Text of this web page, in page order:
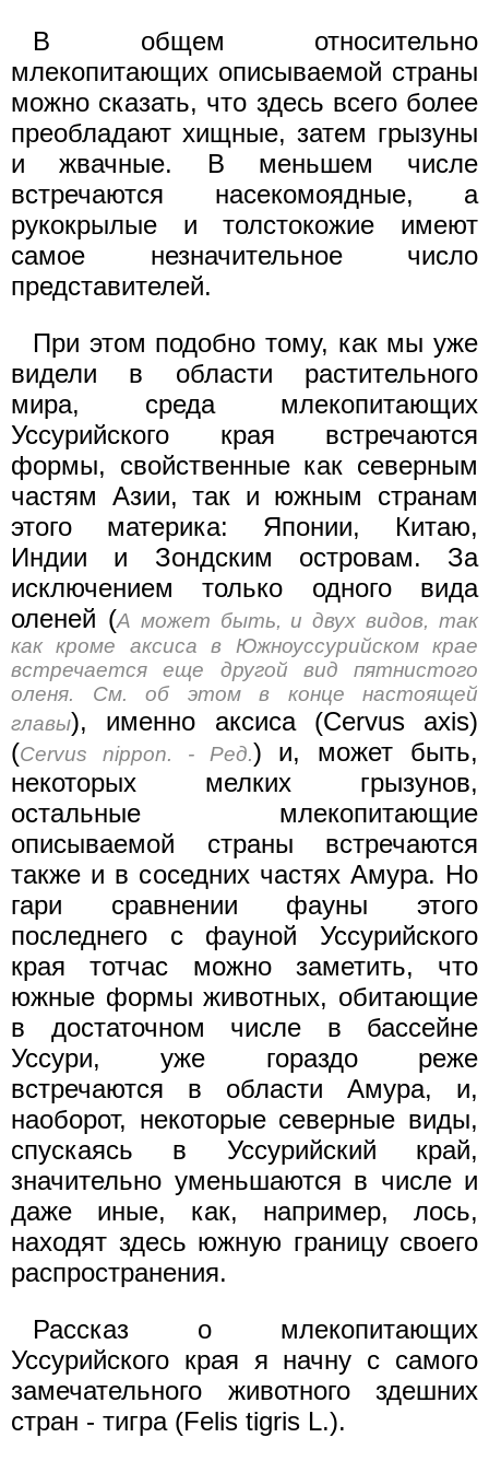
В общем относительно
млекопитающих описываемой страны
можно сказать, что здесь всего более
преобладают хищные, затем грызуны
и жвачные. В меньшем числе
встречаются насекомоядные, а
рукокрылые и толстокожие имеют
самое незначительное число
представителей.
При этом подобно тому, как мы уже
видели в области растительного
мира, среда млекопитающих
Уссурийского края встречаются
формы, свойственные как северным
частям Азии, так и южным странам
этого материка: Японии, Китаю,
Индии и Зондским островам. За
исключением только одного вида
оленей (А может быть, и двух видов, так
как кроме аксиса в Южноуссурийском крае
встречается еще другой вид пятнистого
оленя. См. об этом в конце настоящей
главы), именно аксиса (Cervus axis)
(Cervus nippon. - Ред.) и, может быть,
некоторых мелких грызунов,
остальные млекопитающие
описываемой страны встречаются
также и в соседних частях Амура. Но
гари сравнении фауны этого
последнего с фауной Уссурийского
края тотчас можно заметить, что
южные формы животных, обитающие
в достаточном числе в бассейне
Уссури, уже гораздо реже
встречаются в области Амура, и,
наоборот, некоторые северные виды,
спускаясь в Уссурийский край,
значительно уменьшаются в числе и
даже иные, как, например, лось,
находят здесь южную границу своего
распространения.
Рассказ о млекопитающих
Уссурийского края я начну с самого
замечательного животного здешних
стран - тигра (Felis tigris L.).